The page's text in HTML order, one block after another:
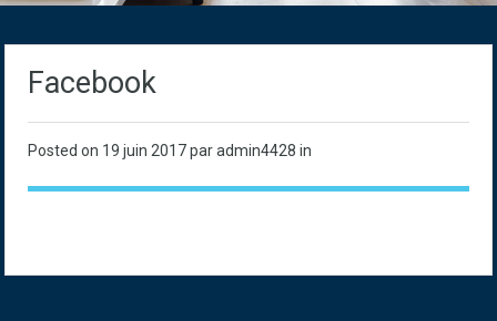
Facebook
Posted on 19 juin 2017par admin4428 in